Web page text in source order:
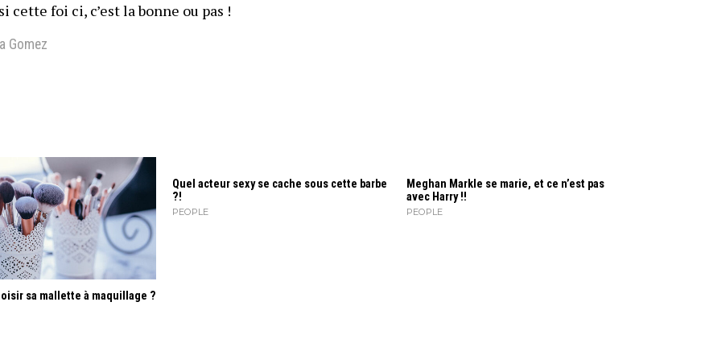
cette foi ci, c’est la bonne ou pas !
Gomez
sa mallette à maquillage ?
Quel acteur sexy se cache sous cette barbe
?!
PEOPLE
Meghan Markle se marie, et ce n’est pas
avec Harry !!
PEOPLE